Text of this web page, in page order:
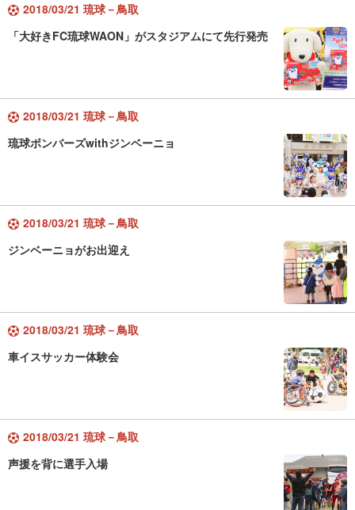
2018/03/21 琉球－鳥取
「大好きFC琉球WAON」がスタジアムにて先行発売
2018/03/21 琉球－鳥取
琉球ボンバーズwithジンベーニョ
2018/03/21 琉球－鳥取
ジンベーニョがお出迎え
2018/03/21 琉球－鳥取
車イスサッカー体験会
2018/03/21 琉球－鳥取
声援を背に選手入場